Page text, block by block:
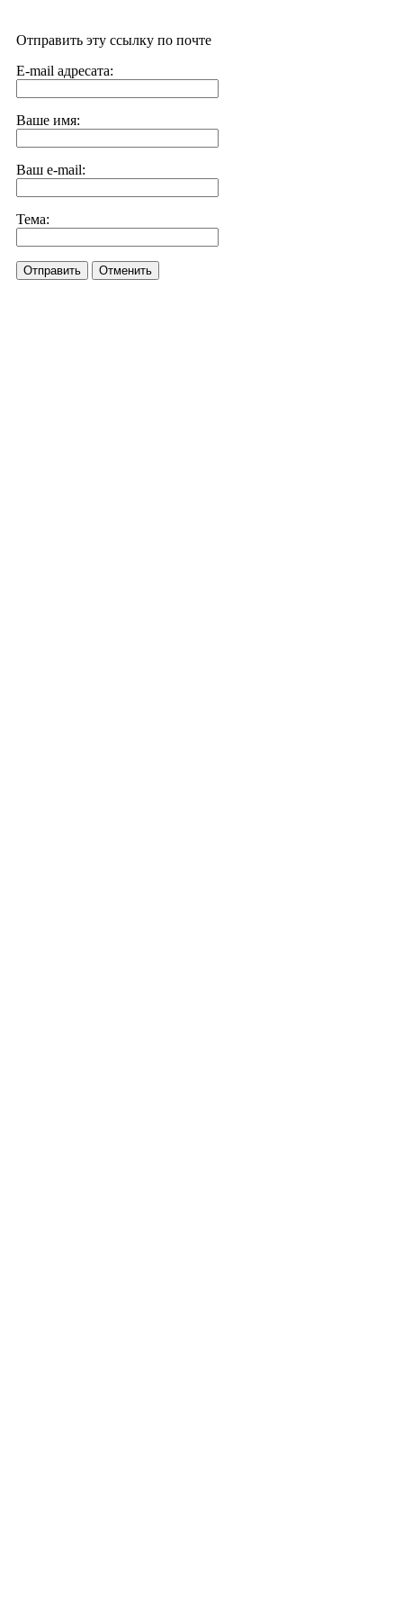
Отправить эту ссылку по почте
E-mail адресата:
Ваше имя:
Ваш e-mail:
Тема:
Отправить Отменить